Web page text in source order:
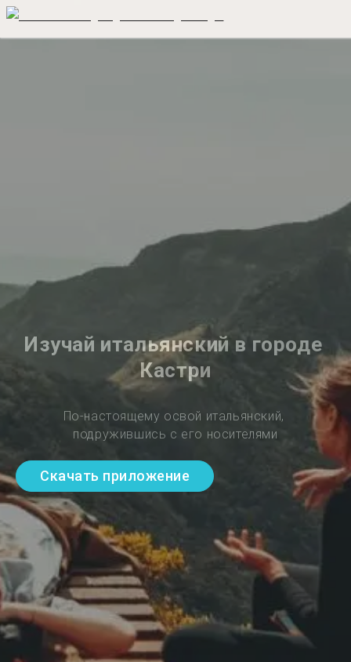
Изучай итальянский в городе
Кастри
По-настоящему освой итальянский,
подружившись с его носителями
Скачать приложение